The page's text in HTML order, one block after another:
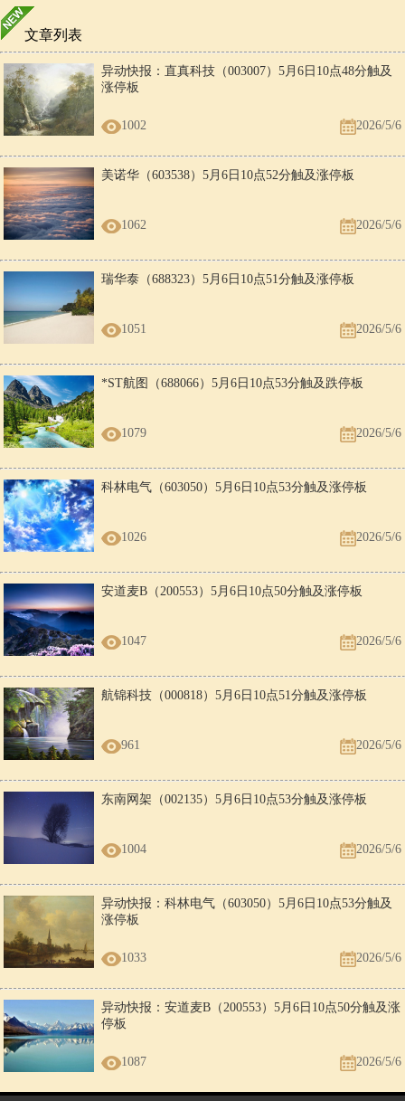
文章列表
异动快报：直真科技（003007）5月6日10点48分触及
涨停板
1002 2026/5/6
美诺华（603538）5月6日10点52分触及涨停板
1062 2026/5/6
瑞华泰（688323）5月6日10点51分触及涨停板
1051 2026/5/6
*ST航图（688066）5月6日10点53分触及跌停板
1079 2026/5/6
科林电气（603050）5月6日10点53分触及涨停板
1026 2026/5/6
安道麦B（200553）5月6日10点50分触及涨停板
1047 2026/5/6
航锦科技（000818）5月6日10点51分触及涨停板
961 2026/5/6
东南网架（002135）5月6日10点53分触及涨停板
1004 2026/5/6
异动快报：科林电气（603050）5月6日10点53分触及
涨停板
1033 2026/5/6
异动快报：安道麦B（200553）5月6日10点50分触及涨
停板
1087 2026/5/6